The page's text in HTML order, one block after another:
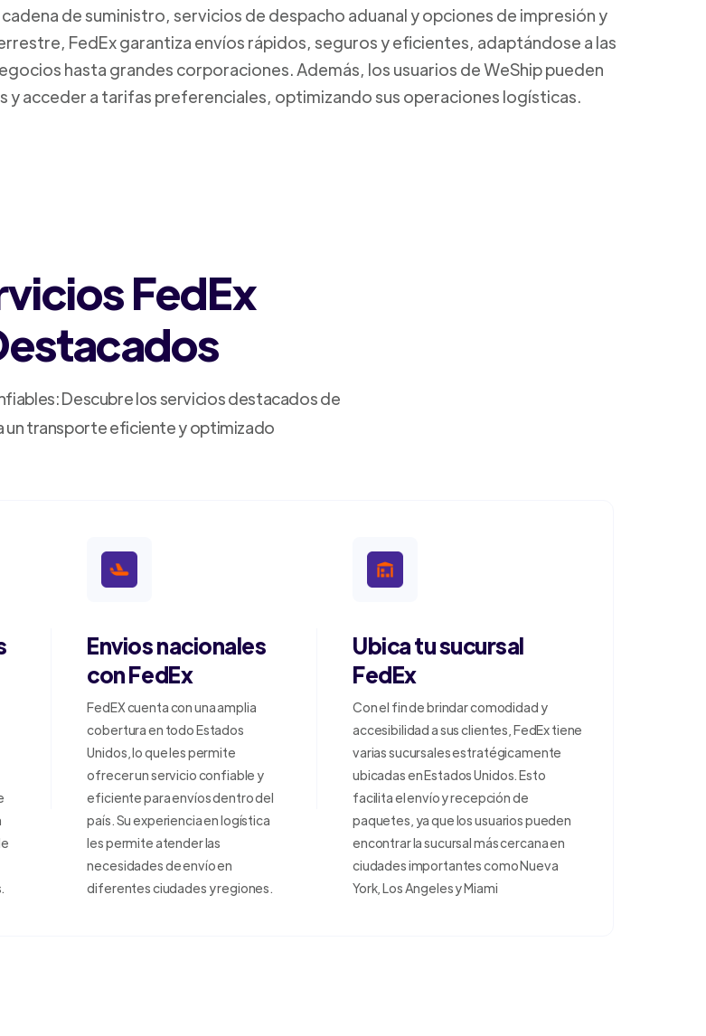
de suministro, servicios de despacho aduanal y opciones de impresión y
FedEx garantiza envíos rápidos, seguros y eficientes, adaptándose a las
hasta grandes corporaciones. Además, los usuarios de WeShip pueden
y acceder a tarifas preferenciales, optimizando sus operaciones logísticas.
FedEx
Descubre los servicios destacados de
un transporte eficiente y optimizado
Envios nacionales
con FedEx
FedEX cuenta con una amplia
cobertura en todo Estados
Unidos, lo que les permite
ofrecer un servicio confiable y
eficiente para envíos dentro del
país. Su experiencia en logística
les permite atender las
necesidades de envío en
diferentes ciudades y regiones.
Ubica tu sucursal
FedEx
Con el fin de brindar comodidad y
accesibilidad a sus clientes, FedEx tiene
varias sucursales estratégicamente
ubicadas en Estados Unidos. Esto
facilita el envío y recepción de
paquetes, ya que los usuarios pueden
encontrar la sucursal más cercana en
ciudades importantes como Nueva
York, Los Angeles y Miami